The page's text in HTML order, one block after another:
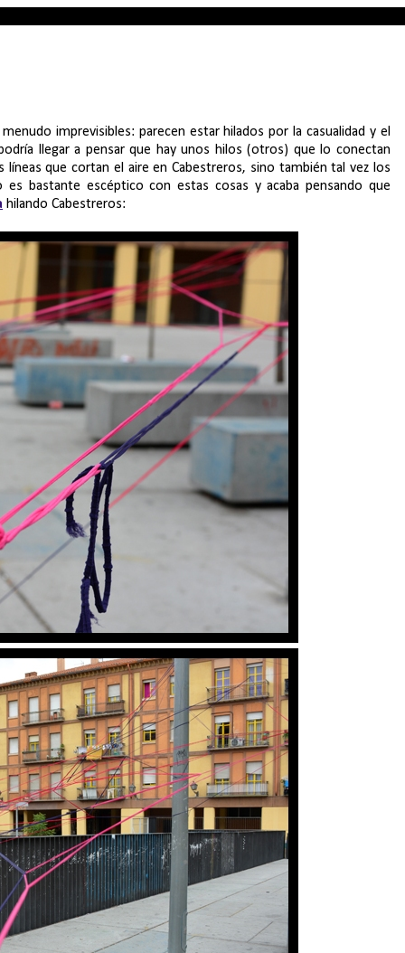
imprevisibles: parecen estar hilados por la casualidad y el
llegar a pensar que hay unos hilos (otros) que lo conectan
que cortan el aire en Cabestreros, sino también tal vez los
bastante escéptico con estas cosas y acaba pensando que
hilando Cabestreros: